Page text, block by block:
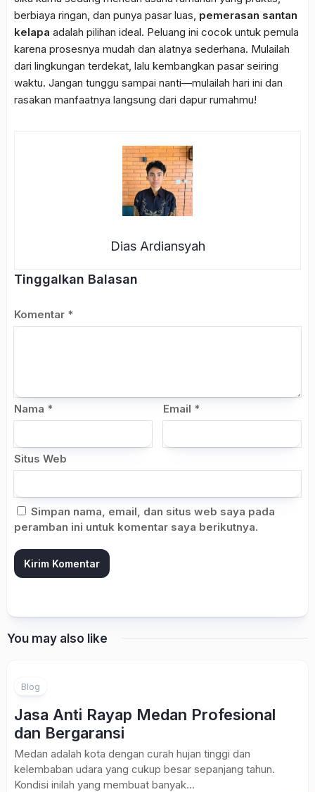
berbiaya ringan, dan punya pasar luas, pemerasan santan
kelapa adalah pilihan ideal. Peluang ini cocok untuk pemula
karena prosesnya mudah dan alatnya sederhana. Mulailah
dari lingkungan terdekat, lalu kembangkan pasar seiring
waktu. Jangan tunggu sampai nanti—mulailah hari ini dan
rasakan manfaatnya langsung dari dapur rumahmu!
Dias Ardiansyah
Tinggalkan Balasan
Komentar *
Nama * Email *
Situs Web
Simpan nama, email, dan situs web saya pada
peramban ini untuk komentar saya berikutnya.
You may also like
Blog
Jasa Anti Rayap Medan Profesional
dan Bergaransi
Medan adalah kota dengan curah hujan tinggi dan
kelembaban udara yang cukup besar sepanjang tahun.
Kondisi inilah yang membuat banyak...